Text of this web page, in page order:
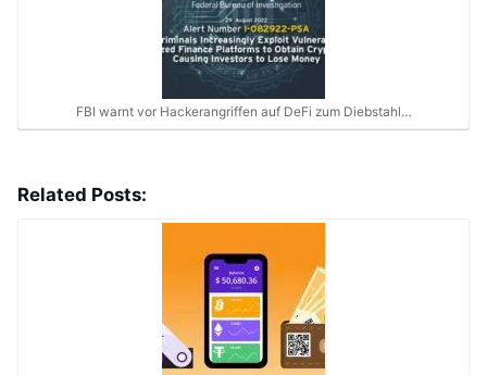
FBI warnt vor Hackerangriffen auf DeFi zum Diebstahl…
Related Posts: